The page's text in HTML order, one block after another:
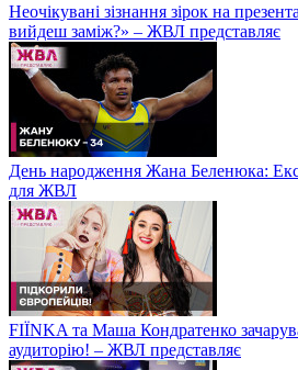
Неочікувані зізнання зірок на
вийдеш заміж?» – ЖВЛ представляє
День народження Жана Беленюка:
для ЖВЛ
FIЇNKA та Маша Кондратенко
аудиторію! – ЖВЛ представляє